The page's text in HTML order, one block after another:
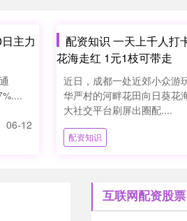
主力
06-12
配资知识 一天上千人打
花海走红 1元1枝可带走
近日，成都一处近郊小众游
华严村的河畔花田向日葵花
大社交平台刷屏出圈配....
配资知识
互联网配资股票